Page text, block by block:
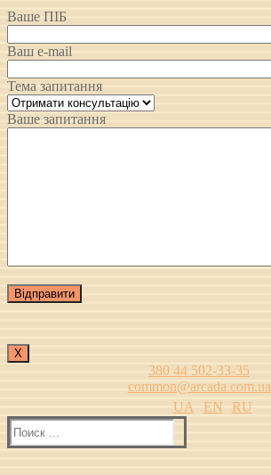
Ваше ПІБ
Ваш e-mail
Тема запитання
Ваше запитання
Х
380 44 502-33-35
common@arcada.com.ua
UA
EN
RU
Найти: